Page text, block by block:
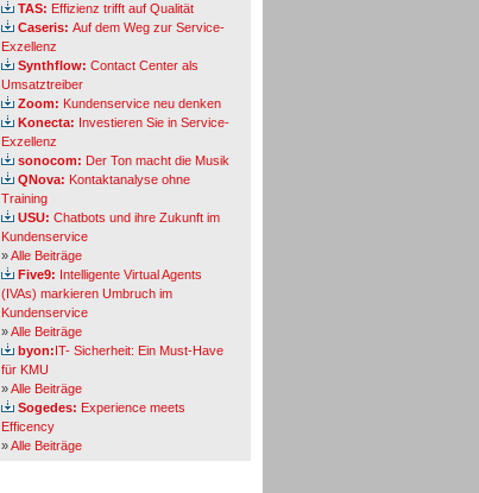
TAS: Effizienz trifft auf Qualität
Caseris: Auf dem Weg zur Service-
Exzellenz
Synthflow: Contact Center als
Umsatztreiber
Zoom: Kundenservice neu denken
Konecta: Investieren Sie in Service-
Exzellenz
sonocom: Der Ton macht die Musik
QNova: Kontaktanalyse ohne
Training
USU: Chatbots und ihre Zukunft im
Kundenservice
»Alle Beiträge
Five9: Intelligente Virtual Agents
(IVAs) markieren Umbruch im
Kundenservice
»Alle Beiträge
byon:IT- Sicherheit: Ein Must-Have
für KMU
»Alle Beiträge
Sogedes: Experience meets
Efficency
»Alle Beiträge